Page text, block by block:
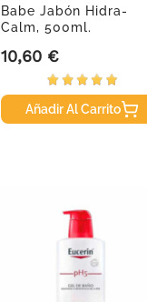
Babe Jabón Hidra-
Calm, 500ml.
Precio
10,60 €
Añadir Al Carrito